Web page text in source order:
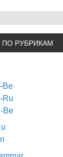
ПО РУБРИКАМ
Be
Ru
Be